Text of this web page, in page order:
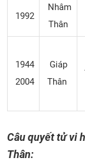
1992
Nhâm
Thân
1944
2004
Giáp
Thân
Câu quyết tử vi
Thân: